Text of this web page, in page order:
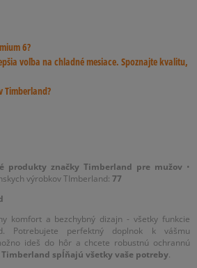
produkty značky Timberland pre mužov •
výrobkov TImberland: 77
komfort a bezchybný dizajn - všetky funkcie
Potrebujete perfektný doplnok k vášmu
ideš do hôr a chcete robustnú ochrannú
spĺňajú všetky vaše potreby.
tom prípade siahnite po viac a zistite,
produkty označené stromčekom
sa o planétu, vyberte si produkty,
výrobnom procese a tešte sa z
ponuku značky so stromčekom v
v Sizeer. Presvedčte sa o tom už dnes
od 50 €.
6?
voľba na chladné mesiace. Spoznajte kvalitu,
Timberland?